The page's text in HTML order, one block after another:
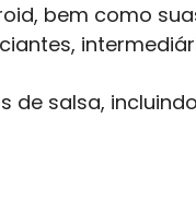
bem como
de salsa,